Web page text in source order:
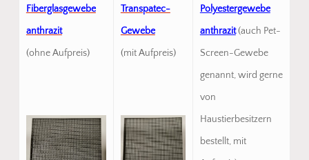
Fiberglasgewebe
anthrazit
(ohne Aufpreis)
Transpatec-
Gewebe
(mit Aufpreis)
Polyestergewebe
anthrazit(auch Pet-
Screen-Gewebe
genannt, wird gerne
von
Haustierbesitzern
bestellt, mit